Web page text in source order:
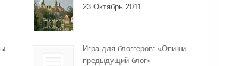
23 Октябрь 2011
Игра для блоггеров: «Опиши
предыдущий блог»